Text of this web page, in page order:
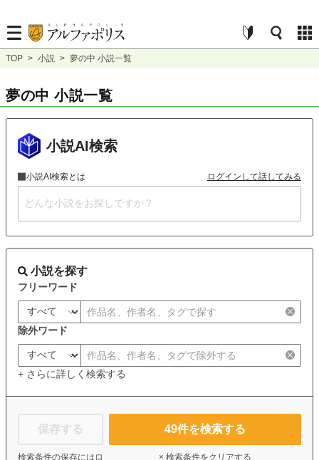
TOP > 小説 > 夢の中 小説一覧
夢の中 小説一覧
小説AI検索
小説AI検索とは ログインして話してみる
小説を探す
フリーワード
除外ワード
+ さらに詳しく検索する
保存する
検索条件の保存には ロ
49件を検索する
× 検索条件をクリアする